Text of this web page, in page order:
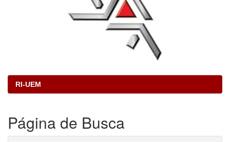
RI-UEM
Página de Busca